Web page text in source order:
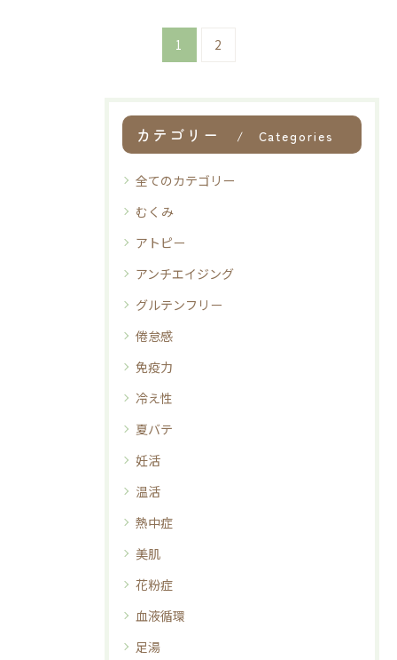
1 2
カテゴリー Categories
全てのカテゴリー
むくみ
アトピー
アンチエイジング
グルテンフリー
倦怠感
免疫力
冷え性
夏バテ
妊活
温活
熱中症
美肌
花粉症
血液循環
足湯